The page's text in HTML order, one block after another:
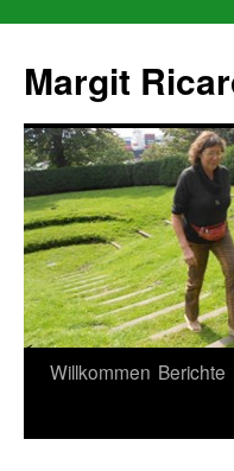
springen
Margit
Willkommen Berichte